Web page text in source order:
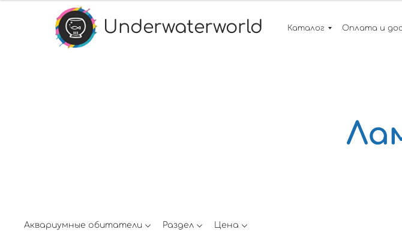
Underwaterworld Каталог Оплата и
Аквариумные обитатели Раздел Цена